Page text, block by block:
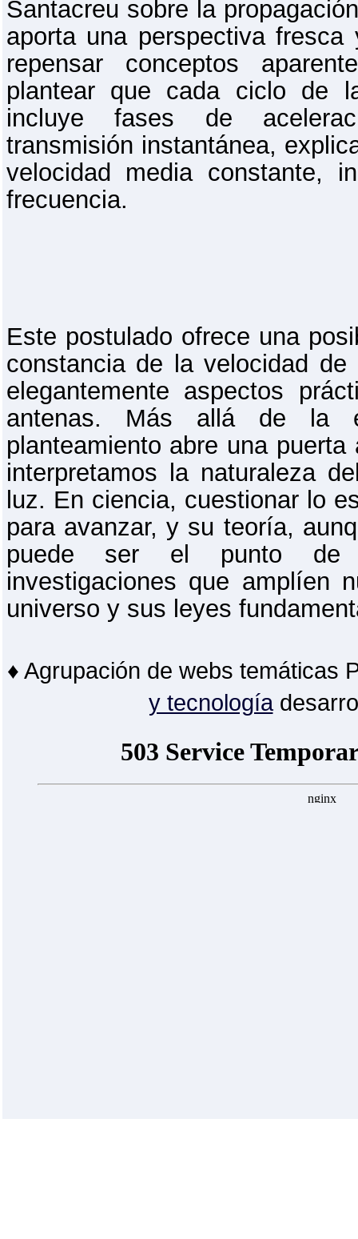
Santacreu sobre la
aporta una perspectiva
repensar conceptos
plantear que cada ciclo de
incluye fases de
transmisión instantánea,
velocidad media constante,
frecuencia.
Este postulado ofrece una
constancia de la velocidad
elegantemente aspectos
antenas. Más allá de la
planteamiento abre una
interpretamos la naturaleza
luz. En ciencia, cuestionar lo
para avanzar, y su teoría,
puede ser el punto de
investigaciones que amplíen
universo y sus leyes
♦ Agrupación de webs temáticas
y tecnología